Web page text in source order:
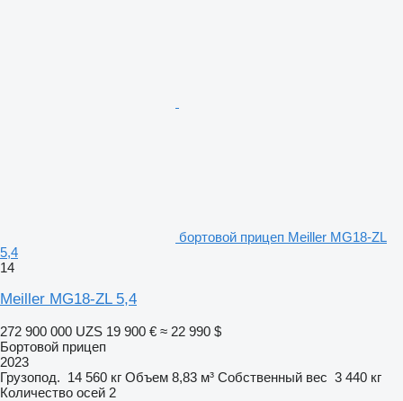
бортовой прицеп Meiller MG18-ZL
5,4
14
Meiller MG18-ZL 5,4
272 900 000 UZS 19 900 € ≈ 22 990 $
Бортовой прицеп
2023
Грузопод. 14 560 кг Объем 8,83 м³ Собственный вес 3 440 кг
Количество осей 2